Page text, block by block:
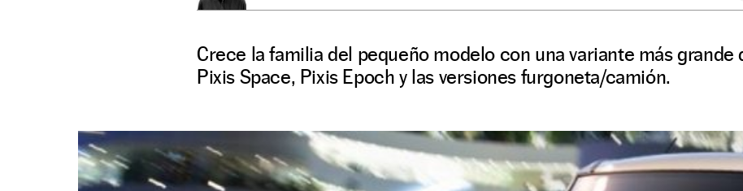
Crece la familia del pequeño modelo con una variante más grande
Pixis Space, Pixis Epoch y las versiones furgoneta/camión.